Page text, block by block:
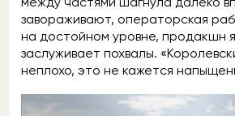
завораживают, операторская
на достойном уровне, продакшн
заслуживает похвалы.
неплохо, это не кажется